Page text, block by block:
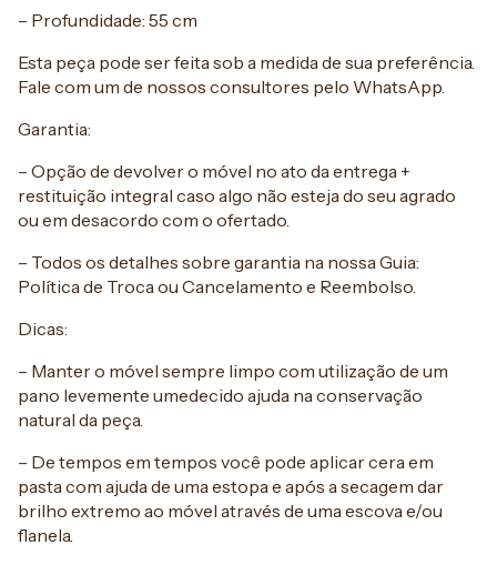
– Profundidade: 55 cm
Esta peça pode ser feita sob a medida de sua preferência.
Fale com um de nossos consultores pelo WhatsApp.
Garantia:
– Opção de devolver o móvel no ato da entrega +
restituição integral caso algo não esteja do seu agrado
ou em desacordo com o ofertado.
– Todos os detalhes sobre garantia na nossa Guia:
Política de Troca ou Cancelamento e Reembolso.
Dicas:
– Manter o móvel sempre limpo com utilização de um
pano levemente umedecido ajuda na conservação
natural da peça.
– De tempos em tempos você pode aplicar cera em
pasta com ajuda de uma estopa e após a secagem dar
brilho extremo ao móvel através de uma escova e/ou
flanela.